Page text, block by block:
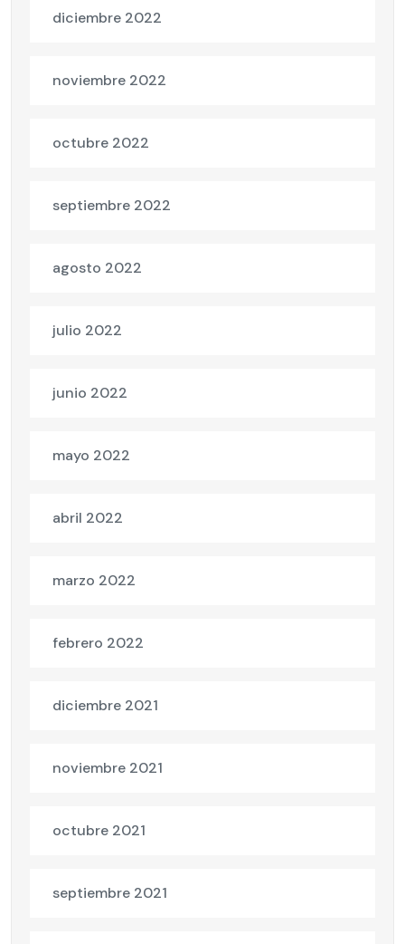
diciembre 2022
noviembre 2022
octubre 2022
septiembre 2022
agosto 2022
julio 2022
junio 2022
mayo 2022
abril 2022
marzo 2022
febrero 2022
diciembre 2021
noviembre 2021
octubre 2021
septiembre 2021